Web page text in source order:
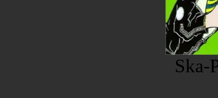
Ska-